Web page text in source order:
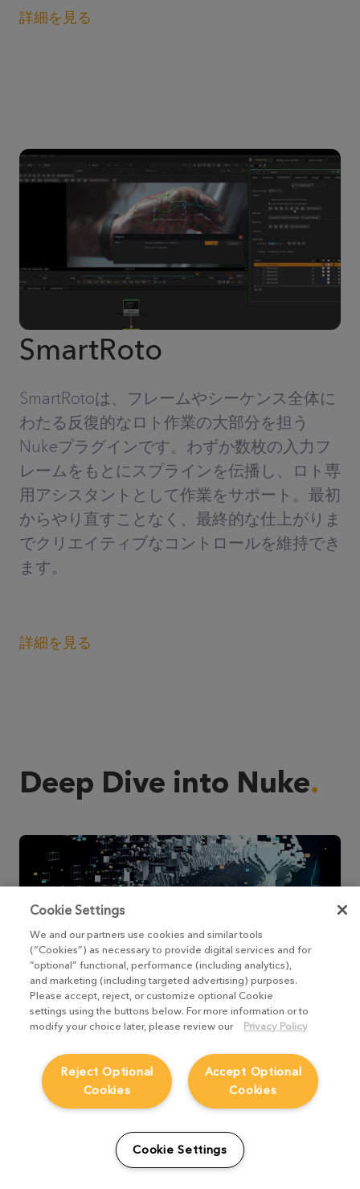
詳細を見る
SmartRoto
SmartRotoは、フレームやシーケンス全体に
わたる反復的なロト作業の大部分を担う
Nukeプラグインです。わずか数枚の入力フ
レームをもとにスプラインを伝播し、ロト専
用アシスタントとして作業をサポート。最初
からやり直すことなく、最終的な仕上がりま
でクリエイティブなコントロールを維持でき
ます。
詳細を見る
Deep Dive into Nuke
（英語）
Nukeのテクニカルディレクターの方々ととも
スキルについて、深く掘り下げます。
Cookie Settings
We and our partners use cookies and similar tools
(“Cookies”) as necessary to provide digital services and for
“optional” functional, performance (including analytics),
and marketing (including targeted advertising) purposes.
Please accept, reject, or customize optional Cookie
settings using the buttons below. For more information or to
modify your choice later, please review our
Privacy Policy
Accept Optional
Cookies
Reject Optional
Cookies
Cookie Settings